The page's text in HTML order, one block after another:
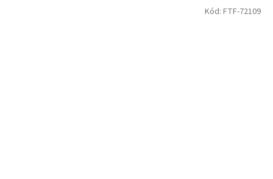
Kód: FTF-72109